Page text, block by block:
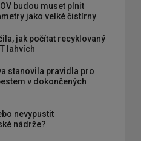
budou muset plnit
jako velké čistírny
jak počítat recyklovaný
lahvích
stanovila pravidla pro
v dokončených
nevypustit
nádrže?